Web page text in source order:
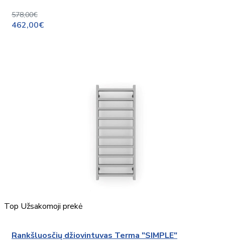
578,00€
462,00€
Top Užsakomoji prekė
Rankšluosčių džiovintuvas Terma "SIMPLE"